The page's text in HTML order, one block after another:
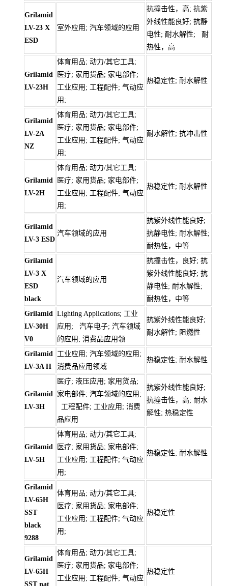
Grilamid
LV-23 X
ESD
室外应用; 汽车领域的应用
抗撞击性，高; 抗紫
外线性能良好; 抗静
电性; 耐水解性; 耐
热性，高
Grilamid
LV-23H
体育用品; 动力/其它工具;
医疗; 家用货品; 家电部件;
工业应用; 工程配件; 气动应
用;
热稳定性; 耐水解性
Grilamid
LV-2A
NZ
体育用品; 动力/其它工具;
医疗; 家用货品; 家电部件;
工业应用; 工程配件; 气动应
用;
耐水解性; 抗冲击性
Grilamid
LV-2H
体育用品; 动力/其它工具;
医疗; 家用货品; 家电部件;
工业应用; 工程配件; 气动应
用;
热稳定性; 耐水解性
Grilamid
LV-3 ESD
汽车领域的应用
抗紫外线性能良好;
抗静电性; 耐水解性;
耐热性，中等
Grilamid
LV-3 X
ESD
black
汽车领域的应用
抗撞击性，良好; 抗
紫外线性能良好; 抗
静电性; 耐水解性;
耐热性，中等
Grilamid
LV-30H
V0
Lighting Applications; 工业
应用; 汽车电子; 汽车领域
的应用; 消费品应用领
抗紫外线性能良好;
耐水解性; 阻燃性
Grilamid
LV-3A H
工业应用; 汽车领域的应用;
消费品应用领域
热稳定性; 耐水解性
Grilamid
LV-3H
医疗; 液压应用; 家用货品;
家电部件; 汽车领域的应用;
工程配件; 工业应用; 消费
品应用
抗紫外线性能良好;
抗撞击性，高; 耐水
解性; 热稳定性
Grilamid
LV-5H
体育用品; 动力/其它工具;
医疗; 家用货品; 家电部件;
工业应用; 工程配件; 气动应
用;
热稳定性; 耐水解性
Grilamid
LV-65H
SST
black
9288
体育用品; 动力/其它工具;
医疗; 家用货品; 家电部件;
工业应用; 工程配件; 气动应
用;
热稳定性
Grilamid
LV-65H
SST nat
体育用品; 动力/其它工具;
医疗; 家用货品; 家电部件;
工业应用; 工程配件; 气动应
热稳定性